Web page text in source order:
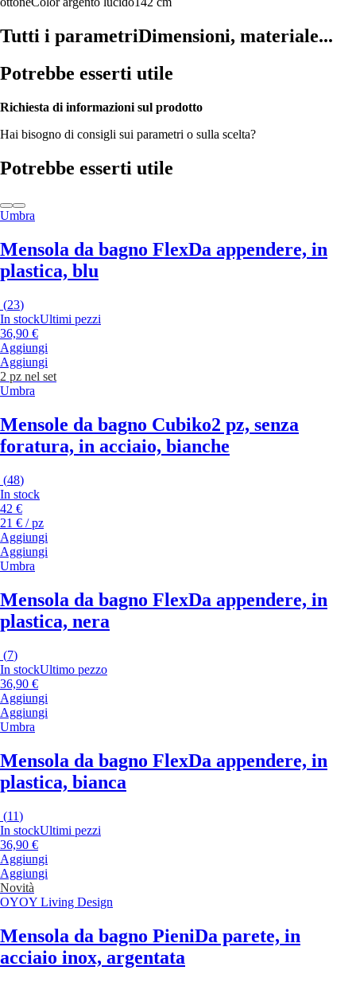
Tutti i parametriDimensioni, materiale...
Potrebbe esserti utile
Richiesta di informazioni sul prodotto
Hai bisogno di consigli sui parametri o sulla scelta?
Potrebbe esserti utile
Umbra
Mensola da bagno FlexDa appendere, in
plastica, blu
(23)
In stockUltimi pezzi
36,90 €
Aggiungi
Aggiungi
2 pz nel set
Umbra
Mensole da bagno Cubiko2 pz, senza
foratura, in acciaio, bianche
(48)
In stock
42 €
21 € / pz
Aggiungi
Aggiungi
Umbra
Mensola da bagno FlexDa appendere, in
plastica, nera
(7)
In stockUltimo pezzo
36,90 €
Aggiungi
Aggiungi
Umbra
Mensola da bagno FlexDa appendere, in
plastica, bianca
(11)
In stockUltimi pezzi
36,90 €
Aggiungi
Aggiungi
Novità
OYOY Living Design
Mensola da bagno PieniDa parete, in
acciaio inox, argentata